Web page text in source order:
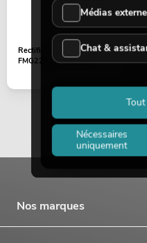
No. 20000745
Rectifiers 200V/5A
FMG22R ITO-220AB
Nos marques
Médias
Chat &
Nécessaires
uniquement